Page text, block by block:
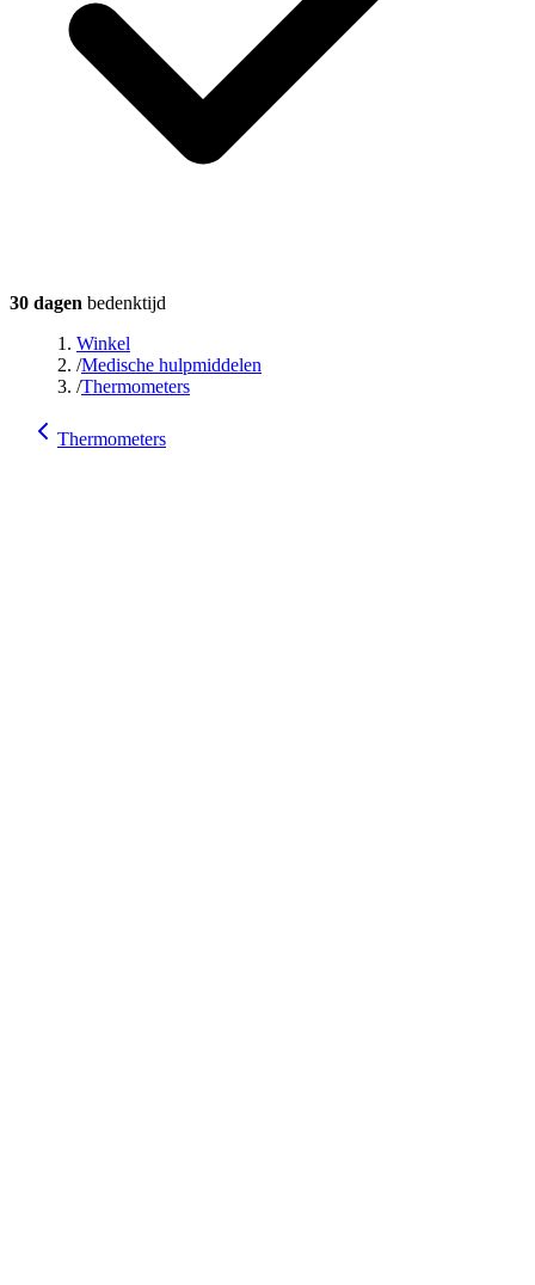
30 dagen bedenktijd
Winkel
/Medische hulpmiddelen
/Thermometers
Thermometers